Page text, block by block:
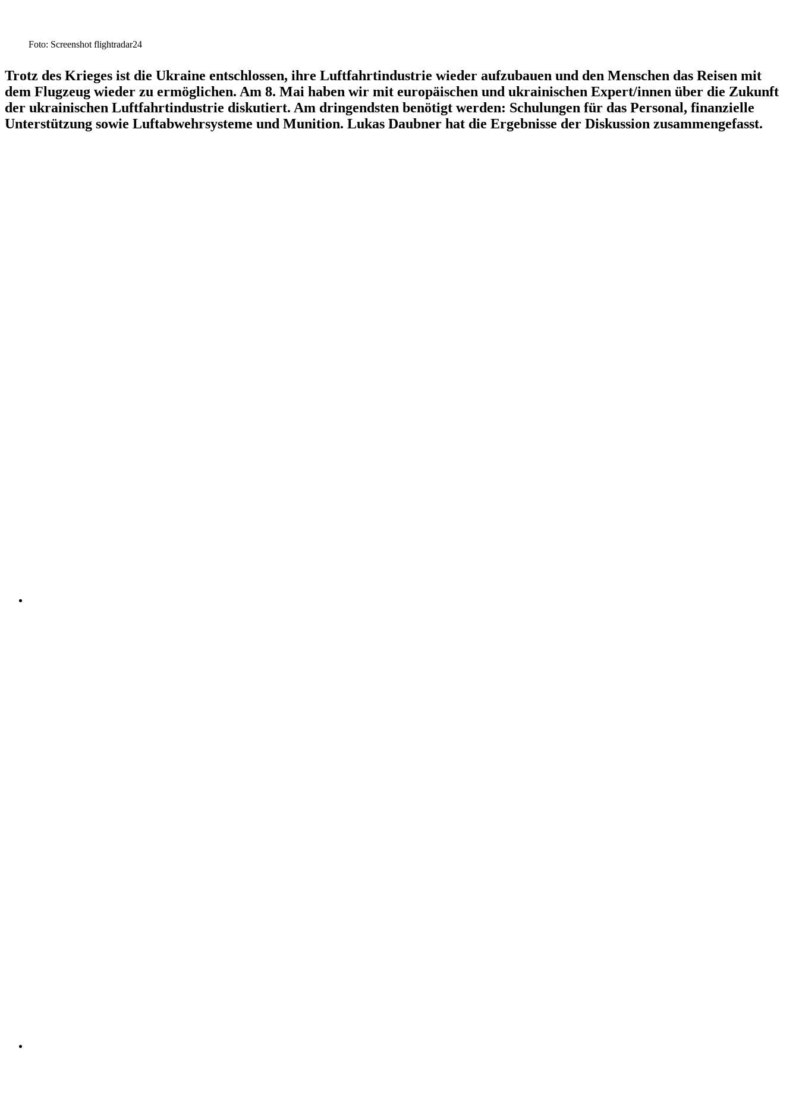
Foto: Screenshot flightradar24
Trotz des Krieges ist die Ukraine entschlossen, ihre Luftfahrt­in­dustrie wieder aufzu­bauen und den Menschen das Reisen mit
dem Flugzeug wieder zu ermög­lichen. Am 8. Mai haben wir mit europäi­schen und ukrai­ni­schen Expert/​innen über die Zukunft
der ukrai­ni­schen Luftfahrt­in­dustrie disku­tiert. Am dringendsten benötigt werden: Schulungen für das Personal, finan­zielle
Unter­stützung sowie Luftab­wehr­systeme und Munition. Lukas Daubner hat die Ergeb­nisse der Diskussion zusammengefasst.